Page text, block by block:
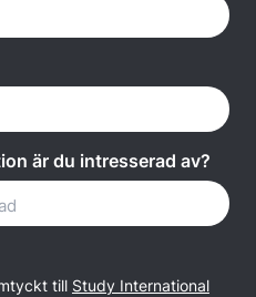
är du intresserad av?
till Study International